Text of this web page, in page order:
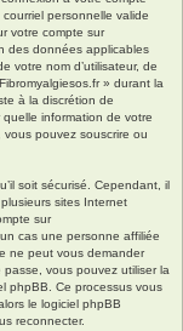
personnelle valide
votre compte sur
des données applicables
votre nom d’utilisateur, de
» durant la
à la discrétion de
information de votre
pouvez souscrire ou
soit sécurisé. Cependant, il
sites Internet
sur
cas une personne affiliée
ne peut vous demander
vous pouvez utiliser la
phpBB. Ce processus vous
le logiciel phpBB
reconnecter.